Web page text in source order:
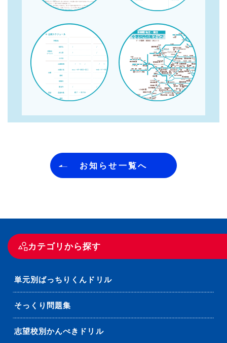
カテゴリから探す
単元別ばっちりくんドリル
そっくり問題集
志望校別かんぺきドリル
お知らせ一覧へ